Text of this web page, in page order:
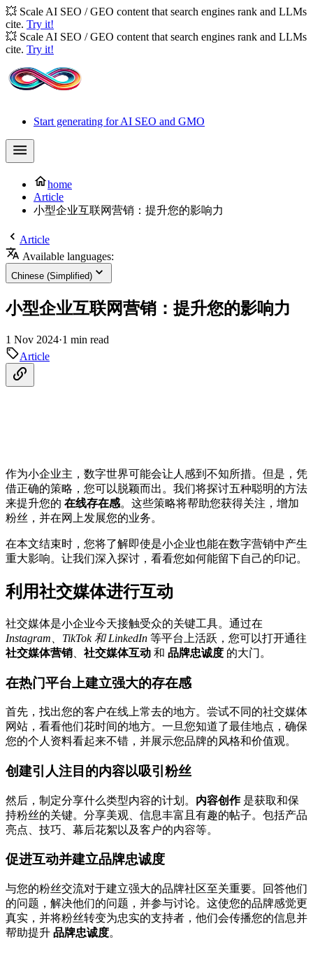
💥 Scale AI SEO / GEO content that search engines rank and LLMs
cite. Try it!
💥 Scale AI SEO / GEO content that search engines rank and LLMs
cite. Try it!
Start generating for AI SEO and GMO
home
Article
小型企业互联网营销：提升您的影响力
Article
Available languages:
Chinese (Simplified)
小型企业互联网营销：提升您的影响力
1 Nov 2024·1 min read
Article
作为小企业主，数字世界可能会让人感到不知所措。但是，凭
借正确的策略，您可以脱颖而出。我们将探讨五种聪明的方法
来提升您的 在线存在感。这些策略将帮助您获得关注，增加
粉丝，并在网上发展您的业务。
在本文结束时，您将了解即使是小企业也能在数字营销中产生
重大影响。让我们深入探讨，看看您如何能留下自己的印记。
利用社交媒体进行互动
社交媒体是小企业今天接触受众的关键工具。通过在
Instagram、TikTok 和 LinkedIn 等平台上活跃，您可以打开通往
社交媒体营销
社交媒体互动 和 品牌忠诚度 的大门。
在热门平台上建立强大的存在感
首先，找出您的客户在线上常去的地方。尝试不同的社交媒体
网站，看看他们花时间的地方。一旦您知道了最佳地点，确保
您的个人资料看起来不错，并展示您品牌的风格和价值观。
创建引人注目的内容以吸引粉丝
然后，制定分享什么类型内容的计划。 内容创作是获取和保
持粉丝的关键。分享美观、信息丰富且有趣的帖子。包括产品
亮点、技巧、幕后花絮以及客户的内容等。
促进互动并建立品牌忠诚度
与您的粉丝交流对于建立强大的品牌社区至关重要。回答他们
的问题，解决他们的问题，并参与讨论。这使您的品牌感觉更
真实，并将粉丝转变为忠实的支持者，他们会传播您的信息并
帮助提升 品牌忠诚度。